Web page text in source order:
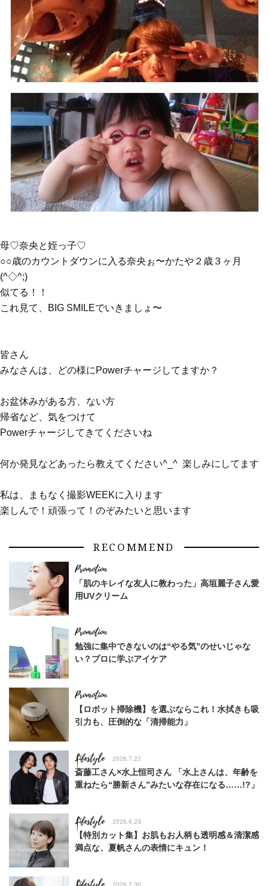
母♡奈央と姪っ子♡
○○歳のカウントダウンに入る奈央ぉ〜かたや２歳３ヶ月
(^◇^;)
似てる！！
これ見て、BIG SMILEでいきましょ〜
皆さん
みなさんは、どの様にPowerチャージしてますか？
お盆休みがある方、ない方
帰省など、気をつけて
Powerチャージしてきてくださいね
何か発見などあったら教えてください^_^ 楽しみにしてます
私は、まもなく撮影WEEKに入ります
楽しんで！頑張って！のぞみたいと思います
RECOMMEND
「肌のキレイな友人に教わった」高垣麗子さん愛
用UVクリーム
勉強に集中できないのは“やる気”のせいじゃな
い？プロに学ぶアイケア
【ロボット掃除機】を選ぶならこれ！水拭きも吸
引力も、圧倒的な「清掃能力」
Lifestyle 2026.7.22
斎藤工さん×水上恒司さん 「水上さんは、年齢を
重ねたら“勝新さん”みたいな存在になる……!?」
Lifestyle 2026.6.23
【特別カット集】お肌もお人柄も透明感＆清潔感
満点な、夏帆さんの表情にキュン！
2026.7.30